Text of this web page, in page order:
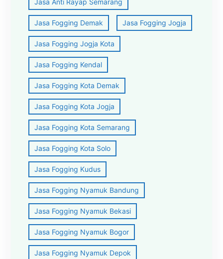
Jasa Fogging Demak Jasa Fogging Jogja
Jasa Fogging Jogja Kota
Jasa Fogging Kendal
Jasa Fogging Kota Demak
Jasa Fogging Kota Jogja
Jasa Fogging Kota Semarang
Jasa Fogging Kota Solo
Jasa Fogging Kudus
Jasa Fogging Nyamuk Bandung
Jasa Fogging Nyamuk Bekasi
Jasa Fogging Nyamuk Bogor
Jasa Fogging Nyamuk Depok